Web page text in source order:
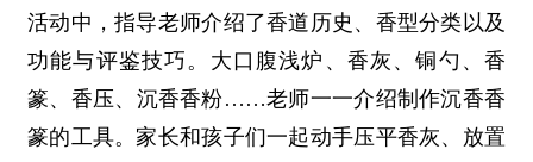
活动中，指导老师介绍了香道历史、香型分类以及
功能与评鉴技巧。大口腹浅炉、香灰、铜勺、香
篆、香压、沉香香粉……老师一一介绍制作沉香香
篆的工具。家长和孩子们一起动手压平香灰、放置